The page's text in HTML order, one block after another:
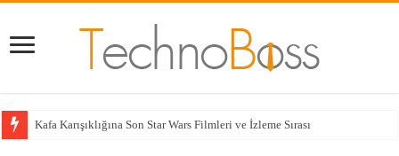
Kafa Karışıklığına Son Star Wars Filmleri ve İzleme Sırası